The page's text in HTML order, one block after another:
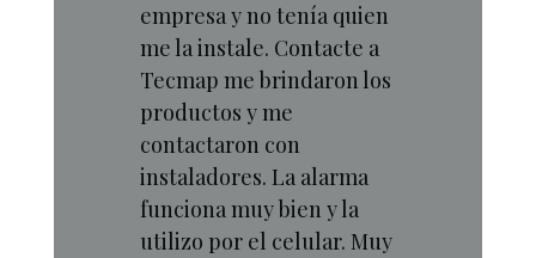
empresa y no tenía quien
me la instale. Contacte a
Tecmap me brindaron los
productos y me
contactaron con
instaladores. La alarma
funciona muy bien y la
utilizo por el celular. Muy